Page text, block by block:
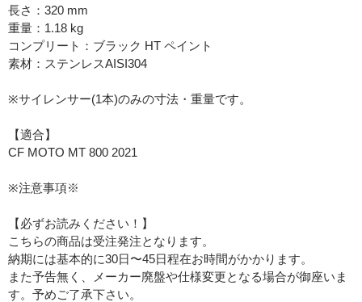
長さ：320 mm
重量：1.18 kg
コンプリート：ブラック HT ペイント
素材：ステンレスAISI304
※サイレンサー(1本)のみの寸法・重量です。
【適合】
CF MOTO MT 800 2021
※注意事項※
【必ずお読みください！】
こちらの商品は受注発注となります。
納期には基本的に30日〜45日程在お時間がかかります。
また予告無く、メーカー廃盤や仕様変更となる場合が御座いま
す。予めご了承下さい。